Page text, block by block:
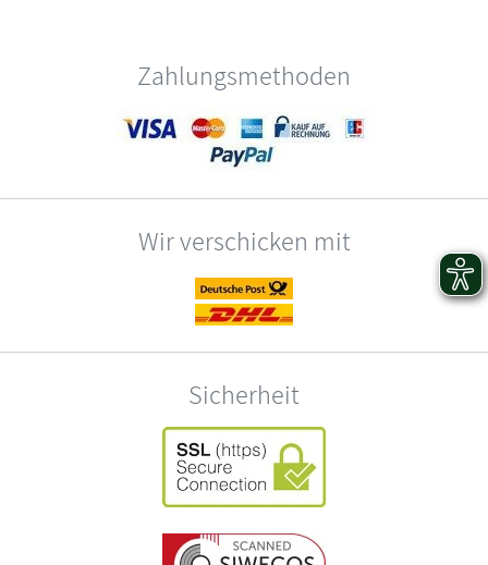
Zahlungsmethoden
Wir verschicken mit
Sicherheit